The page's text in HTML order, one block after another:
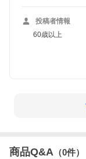
●手や爪の汚れが気
お肌に合わないと
投稿者情報
60歳以上
商品Q&A （0件）